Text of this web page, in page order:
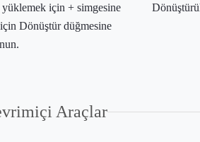
için + simgesine
Dönüştür düğmesine
Araçlar